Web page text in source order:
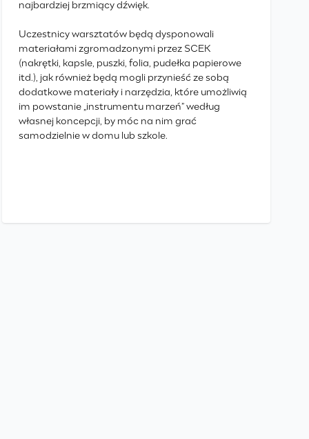
najbardziej brzmiący dźwięk.
Uczestnicy warsztatów będą dysponowali
materiałami zgromadzonymi przez SCEK
(nakrętki, kapsle, puszki, folia, pudełka papierowe
itd.), jak również będą mogli przynieść ze sobą
dodatkowe materiały i narzędzia, które umożliwią
im powstanie „instrumentu marzeń” według
własnej koncepcji, by móc na nim grać
samodzielnie w domu lub szkole.